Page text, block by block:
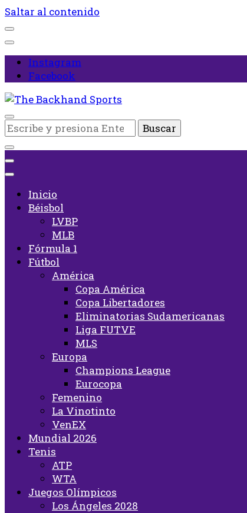
Saltar al contenido
Instagram
Facebook
The Backhand Sports
Inicio
¿Buscas
algo?
Inicio
Béisbol
LVBP
MLB
Fórmula 1
Fútbol
América
Copa América
Copa Libertadores
Eliminatorias Sudamericanas
Liga FUTVE
MLS
Europa
Champions League
Eurocopa
Femenino
La Vinotinto
VenEX
Mundial 2026
Tenis
ATP
WTA
Juegos Olímpicos
Los Ángeles 2028